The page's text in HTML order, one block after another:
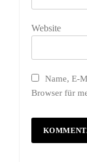
Website
Name, E-
Browser für